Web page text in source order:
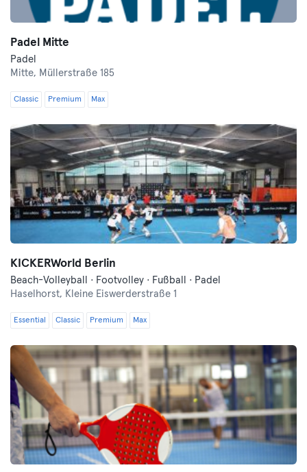
Padel Mitte
Padel
Mitte, Müllerstraße 185
Classic Premium Max
KICKERWorld Berlin
Beach-Volleyball · Footvolley · Fußball · Padel
Haselhorst, Kleine Eiswerderstraße 1
Essential Classic Premium Max